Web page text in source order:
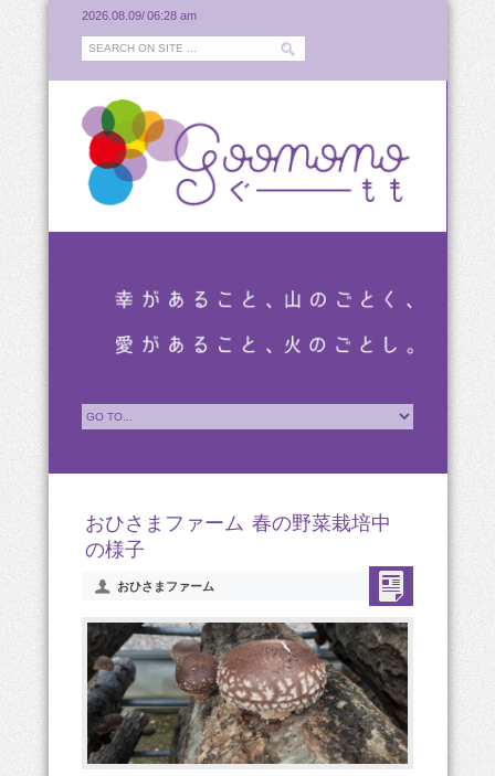
2026.08.09/06:28 am
おひさまファーム 春の野菜栽培中
の様子
おひさまファーム